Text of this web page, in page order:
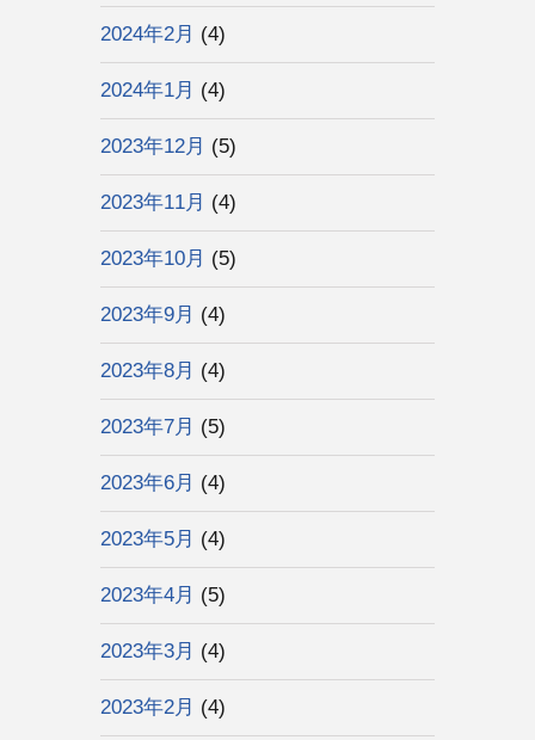
2024年2月 (4)
2024年1月 (4)
2023年12月 (5)
2023年11月 (4)
2023年10月 (5)
2023年9月 (4)
2023年8月 (4)
2023年7月 (5)
2023年6月 (4)
2023年5月 (4)
2023年4月 (5)
2023年3月 (4)
2023年2月 (4)